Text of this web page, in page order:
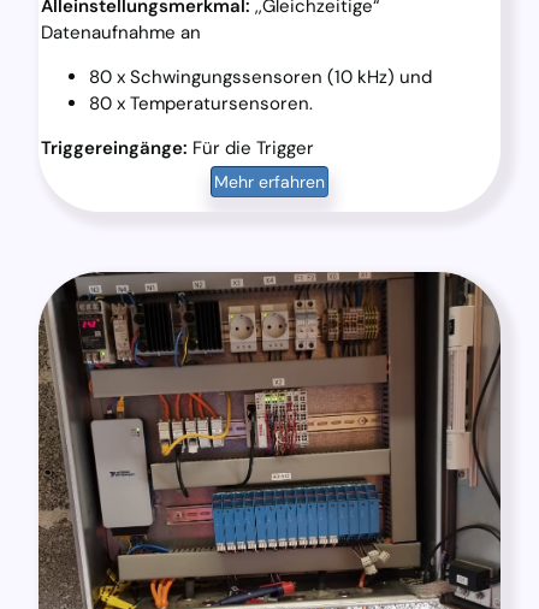
Alleinstellungsmerkmal: ,,Gleichzeitige“
Datenaufnahme an
80 x Schwingungssensoren (10 kHz) und
80 x Temperatursensoren.
Triggereingänge: Für die Trigger
Mehr erfahren